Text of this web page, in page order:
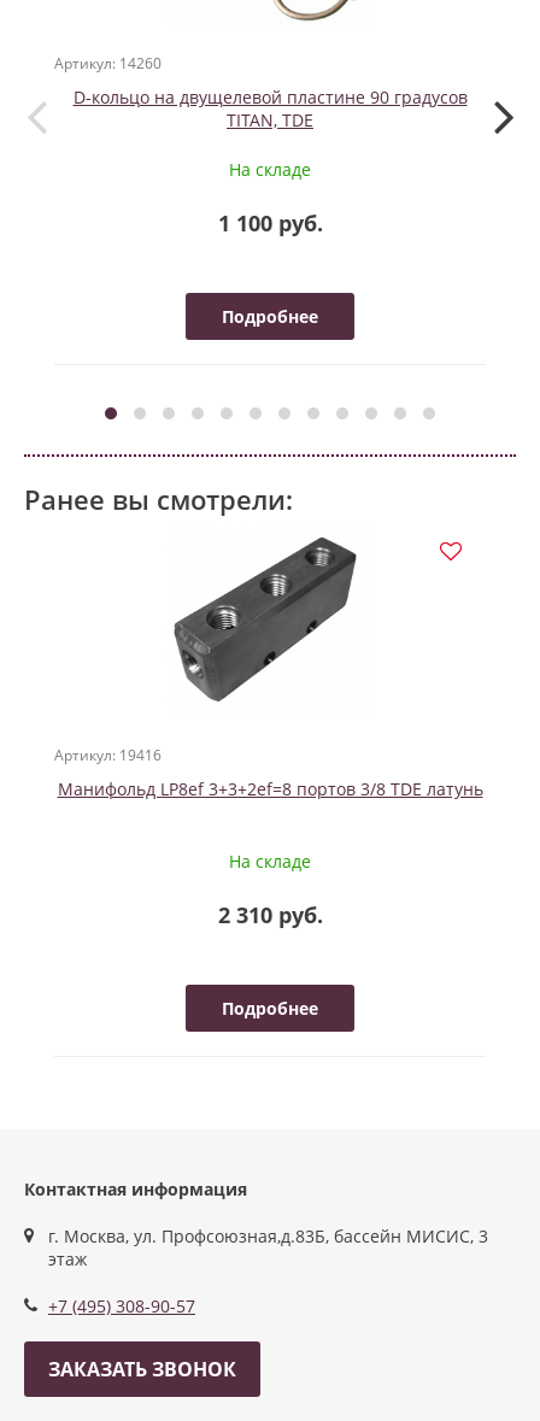
Артикул: 14260
D-кольцо на двущелевой пластине 90 градусов
TITAN, TDE
На складе
1 100 руб.
Подробнее
Ранее вы смотрели:
Артикул: 19416
Манифольд LP8ef 3+3+2ef=8 портов 3/8 TDE латунь
На складе
2 310 руб.
Подробнее
Контактная информация
г. Москва, ул. Профсоюзная,д.83Б, бассейн МИСИС, 3
этаж
+7 (495) 308-90-57
ЗАКАЗАТЬ ЗВОНОК